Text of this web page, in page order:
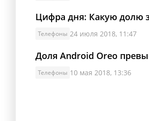
Цифра дня: Какую долю
Телефоны 24 июля 2018, 11:47
Доля Android Oreo
Телефоны 10 мая 2018, 13:36